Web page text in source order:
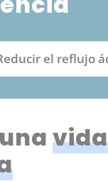
el reflujo
vida